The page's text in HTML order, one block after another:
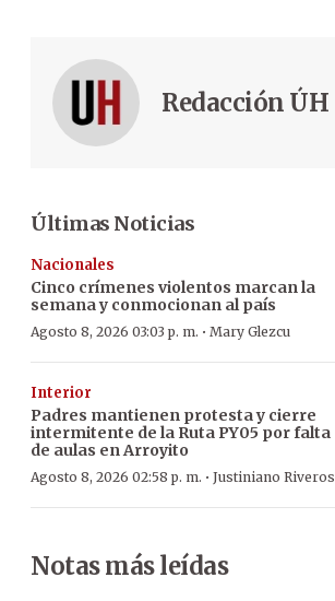
Redacción ÚH
Últimas Noticias
Nacionales
Cinco crímenes violentos marcan la
semana y conmocionan al país
Agosto 8, 2026 03:03 p. m. · Mary Glezcu
Interior
Padres mantienen protesta y cierre
intermitente de la Ruta PY05 por falta
de aulas en Arroyito
Agosto 8, 2026 02:58 p. m. · Justiniano Riveros
Notas más leídas